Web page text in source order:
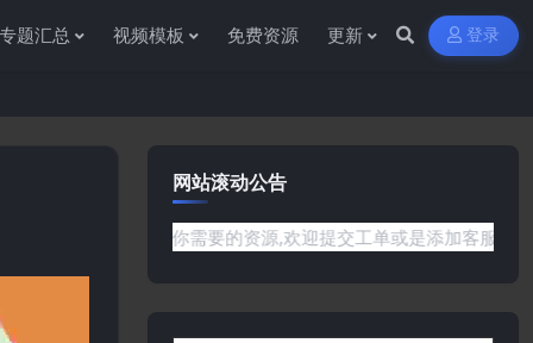
专题汇总 视频模板 免费资源 更新 登录
网站滚动公告
站没有你需要的资源,欢迎提交工单或是添加客服微信:ywb386